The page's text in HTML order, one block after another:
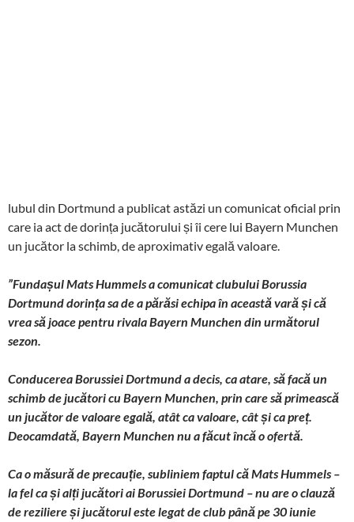
lubul din Dortmund a publicat astăzi un comunicat oficial prin
care ia act de dorința jucătorului și îi cere lui Bayern Munchen
un jucător la schimb, de aproximativ egală valoare.
”Fundașul Mats Hummels a comunicat clubului Borussia
Dortmund dorința sa de a părăsi echipa în această vară și că
vrea să joace pentru rivala Bayern Munchen din următorul
sezon.
Conducerea Borussiei Dortmund a decis, ca atare, să facă un
schimb de jucători cu Bayern Munchen, prin care să primească
un jucător de valoare egală, atât ca valoare, cât și ca preț.
Deocamdată, Bayern Munchen nu a făcut încă o ofertă.
Ca o măsură de precauție, subliniem faptul că Mats Hummels –
la fel ca și alți jucători ai Borussiei Dortmund – nu are o clauză
de reziliere și jucătorul este legat de club până pe 30 iunie